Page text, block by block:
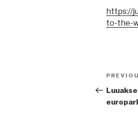
https://
to-the-
Post